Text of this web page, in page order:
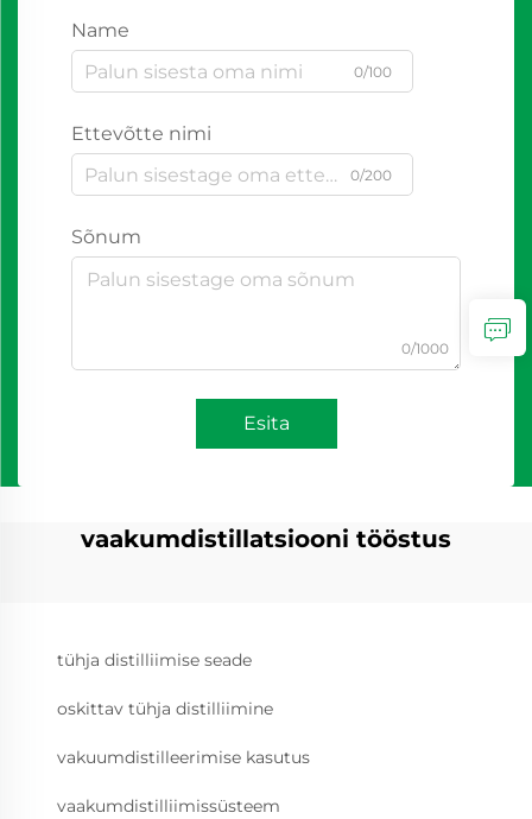
Name
0/100
Ettevõtte nimi
0/200
Sõnum
0/1000
Esita
vaakumdistillatsiooni tööstus
tühja distilliimise seade
oskittav tühja distilliimine
vakuumdistilleerimise kasutus
vaakumdistilliimissüsteem